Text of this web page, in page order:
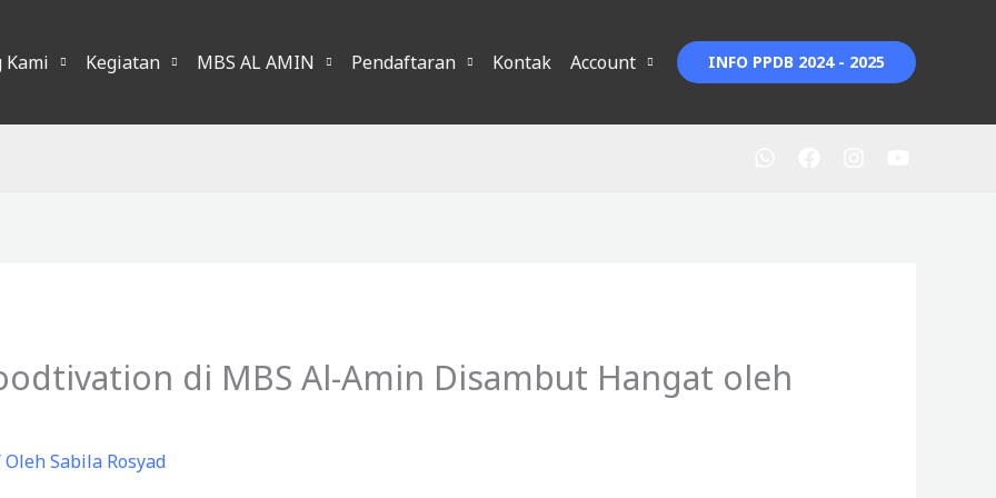
Kami Kegiatan MBS AL AMIN Pendaftaran Kontak Account INFO PPDB 2024 - 2025
di MBS Al-Amin Disambut Hangat oleh
OlehSabila Rosyad